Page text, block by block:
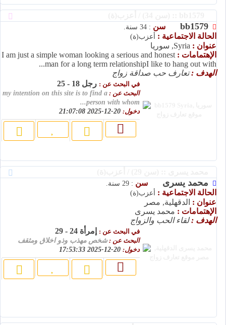
bb1579 سن : 34 سنة.
الحالة الاجتماعية : أعزب(ة)
عنوان : Syria, سوريا
الإهتمامات : I am just a simple woman looking a serious and honest
man for a long term relationshipI like to hang out with...
الهدف :تعارف حب صداقة زواج
في البحث عن : رجل 18 - 25
البحث عن : my intention on this site is to find a
person with whom...
دخول:
محمد يسرى سن : 29 سنة.
الحالة الاجتماعية : أعزب(ة)
عنوان : الدقهلية, مصر
الإهتمامات : محمد يسرى
الهدف :لقاء الحب والزواج
في البحث عن : إمرأة 24 - 29
البحث عن :شخص مهذب وذو اخلاق ومثقف
دخول: